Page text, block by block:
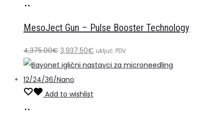
količina
košaricu
MesoJect Gun – Pulse Booster Technology
4,375.00€ Izvorna
cijena
bila
je:
3,937.50€ Trenutna
cijena
uključ. PDV
Add to wishlist